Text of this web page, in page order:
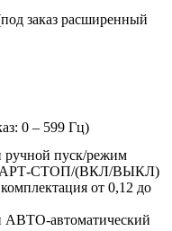
заказ расширенный
0 – 599 Гц)
ручной пуск/режим
СТОП/(ВКЛ/ВЫКЛ)
от 0,12 до
АВТО-автоматический